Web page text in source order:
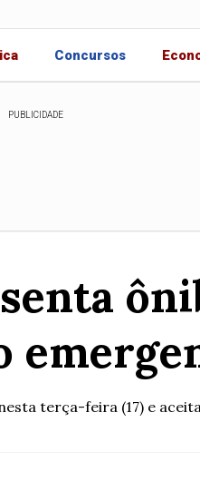
Concursos
PUBLICIDADE
terça-feira (17) e